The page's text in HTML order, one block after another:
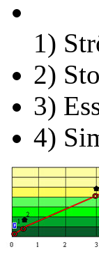
1)
2)
3)
4)